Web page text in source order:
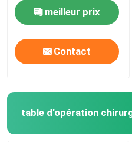
meilleur prix
Contact
table d'opération